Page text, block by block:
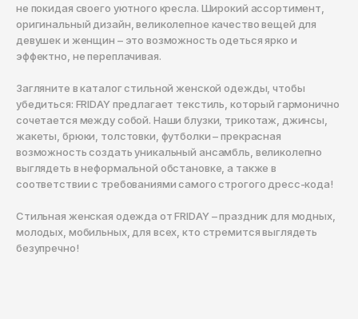
не покидая своего уютного кресла. Широкий ассортимент,
оригинальный дизайн, великолепное качество вещей для
девушек и женщин – это возможность одеться ярко и
эффектно, не переплачивая.
Загляните в каталог стильной женской одежды, чтобы
убедиться: FRIDAY предлагает текстиль, который гармонично
сочетается между собой. Наши блузки, трикотаж, джинсы,
жакеты, брюки, толстовки, футболки – прекрасная
возможность создать уникальный ансамбль, великолепно
выглядеть в неформальной обстановке, а также в
соответствии с требованиями самого строгого дресс-кода!
Стильная женская одежда от FRIDAY – праздник для модных,
молодых, мобильных, для всех, кто стремится выглядеть
безупречно!